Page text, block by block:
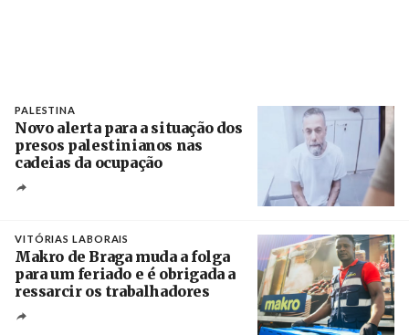
PALESTINA
Novo alerta para a situação dos
presos palestinianos nas
cadeias da ocupação
VITÓRIAS LABORAIS
Makro de Braga muda a folga
para um feriado e é obrigada a
ressarcir os trabalhadores